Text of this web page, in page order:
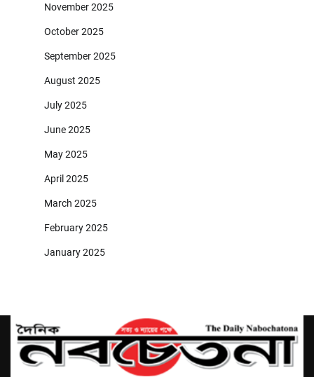
November 2025
October 2025
September 2025
August 2025
July 2025
June 2025
May 2025
April 2025
March 2025
February 2025
January 2025